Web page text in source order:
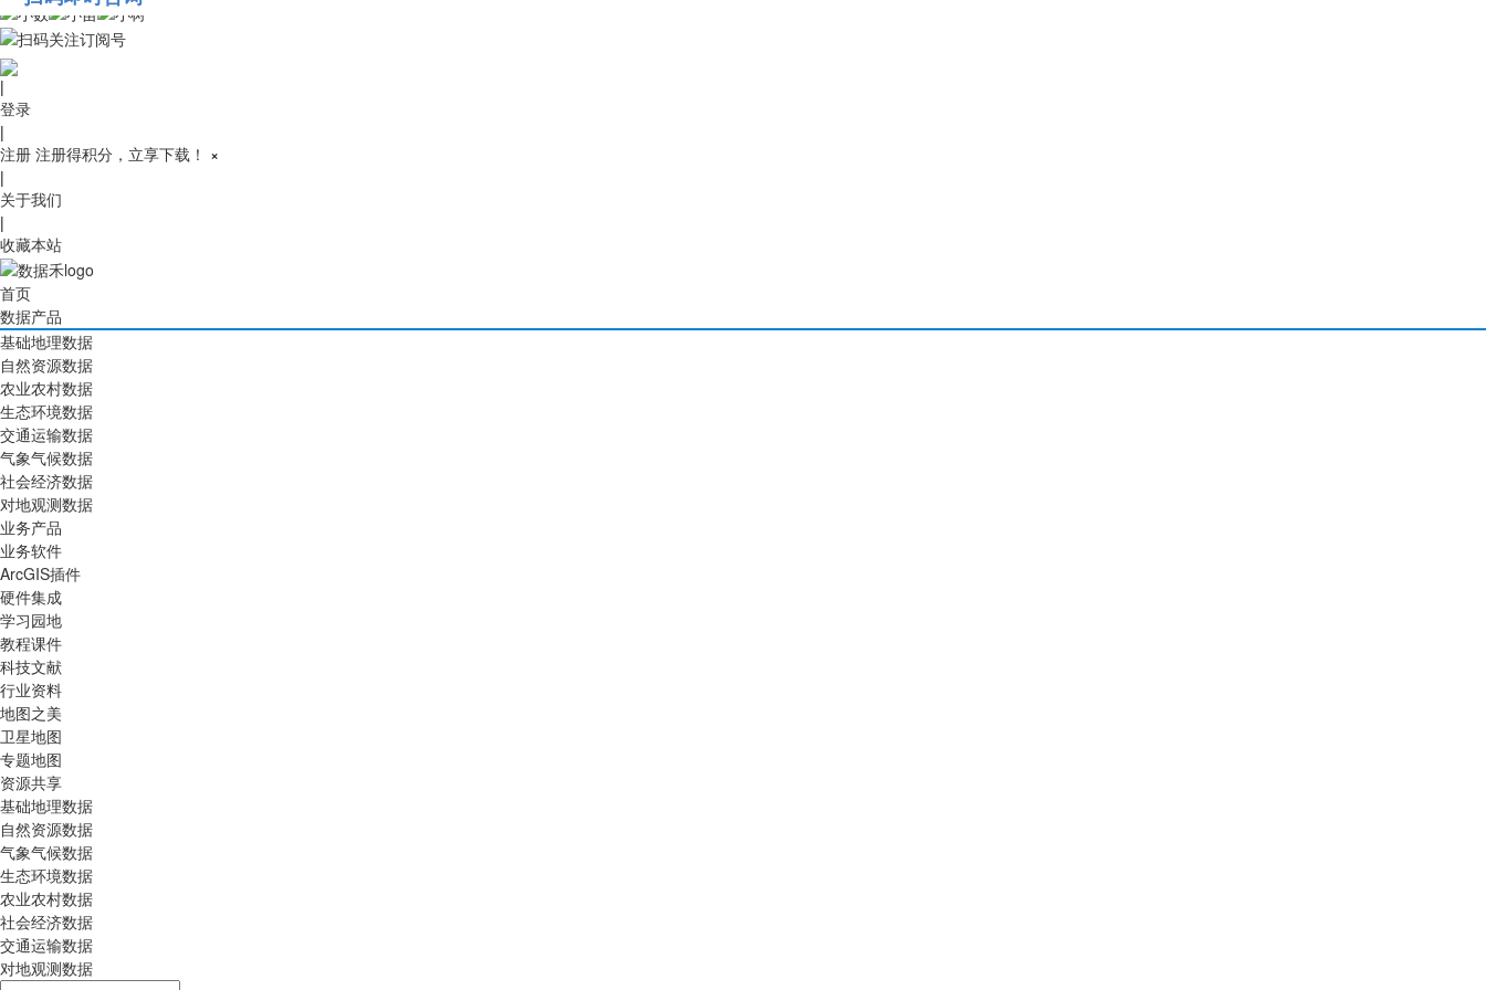
010-53689091
|
登录
|
注册 注册得积分，立享下载！ ×
|
关于我们
|
收藏本站
首页
数据产品
基础地理数据
自然资源数据
农业农村数据
生态环境数据
交通运输数据
气象气候数据
社会经济数据
对地观测数据
业务产品
业务软件
ArcGIS插件
硬件集成
学习园地
教程课件
科技文献
行业资料
地图之美
卫星地图
专题地图
资源共享
基础地理数据
自然资源数据
气象气候数据
生态环境数据
农业农村数据
社会经济数据
交通运输数据
对地观测数据